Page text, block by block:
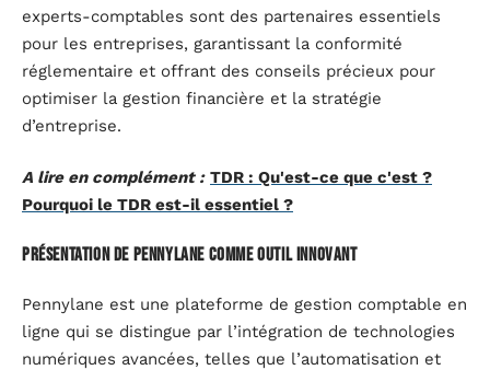
experts-comptables sont des partenaires essentiels
pour les entreprises, garantissant la conformité
réglementaire et offrant des conseils précieux pour
optimiser la gestion financière et la stratégie
d’entreprise.
A lire en complément : TDR : Qu'est-ce que c'est ?
Pourquoi le TDR est-il essentiel ?
Présentation de pennylane comme outil innovant
Pennylane est une plateforme de gestion comptable en
ligne qui se distingue par l’intégration de technologies
numériques avancées, telles que l’automatisation et